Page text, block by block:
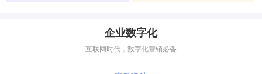
企业数字化
互联网时代，数字化营销必备